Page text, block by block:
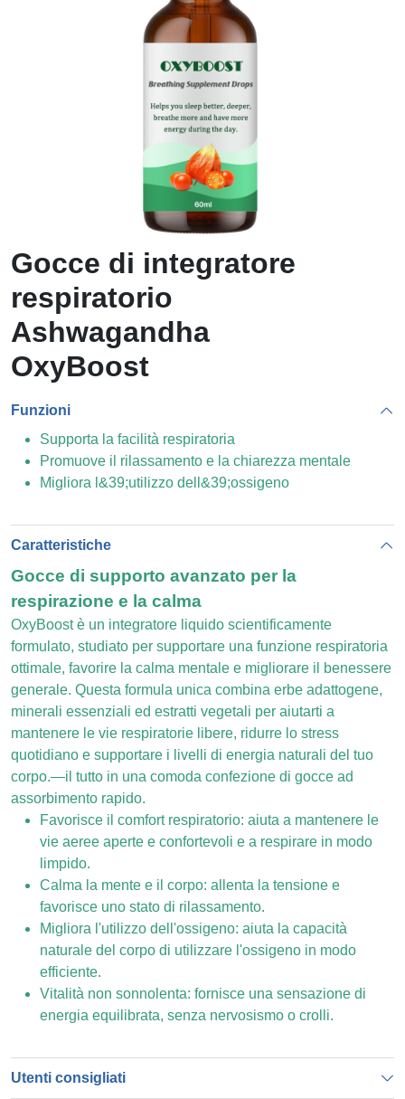
Gocce di integratore
respiratorio
Ashwagandha
OxyBoost
Funzioni
Supporta la facilità respiratoria
Promuove il rilassamento e la chiarezza mentale
Migliora l&39;utilizzo dell&39;ossigeno
Caratteristiche
Gocce di supporto avanzato per la
respirazione e la calma
OxyBoost è un integratore liquido scientificamente
formulato, studiato per supportare una funzione respiratoria
ottimale, favorire la calma mentale e migliorare il benessere
generale. Questa formula unica combina erbe adattogene,
minerali essenziali ed estratti vegetali per aiutarti a
mantenere le vie respiratorie libere, ridurre lo stress
quotidiano e supportare i livelli di energia naturali del tuo
corpo.—il tutto in una comoda confezione di gocce ad
assorbimento rapido.
Favorisce il comfort respiratorio: aiuta a mantenere le
vie aeree aperte e confortevoli e a respirare in modo
limpido.
Calma la mente e il corpo: allenta la tensione e
favorisce uno stato di rilassamento.
Migliora l'utilizzo dell'ossigeno: aiuta la capacità
naturale del corpo di utilizzare l'ossigeno in modo
efficiente.
Vitalità non sonnolenta: fornisce una sensazione di
energia equilibrata, senza nervosismo o crolli.
Utenti consigliati